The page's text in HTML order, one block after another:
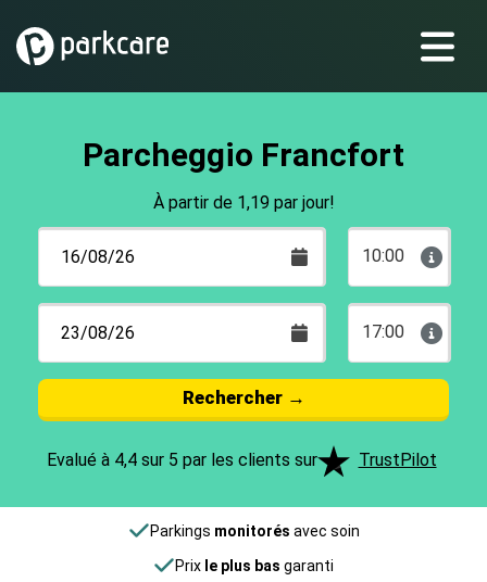
Parcheggio Francfort
À partir de 1,19 par jour!
10:00
17:00
Rechercher→
Evalué à 4,4 sur 5 par les clients sur TrustPilot
Parkings monitorés avec soin
Prix le plus bas garanti